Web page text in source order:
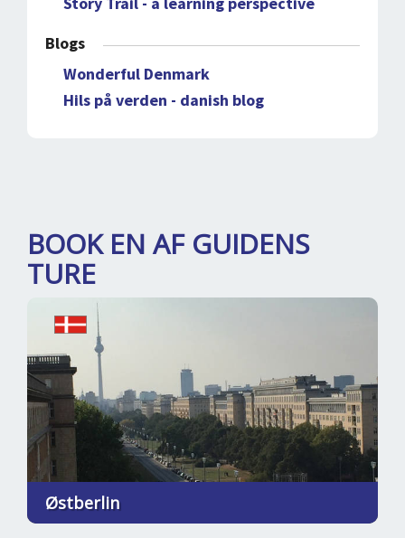
Blogs
Wonderful Denmark
Hils på verden - danish blog
BOOK EN AF GUIDENS
TURE
Østberlin